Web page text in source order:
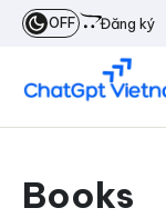
OFF Đăng ký
Books